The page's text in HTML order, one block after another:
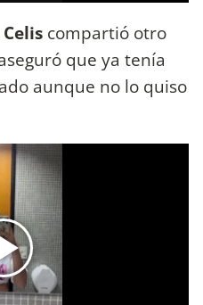
compartió otro
que ya tenía
aunque no lo quiso